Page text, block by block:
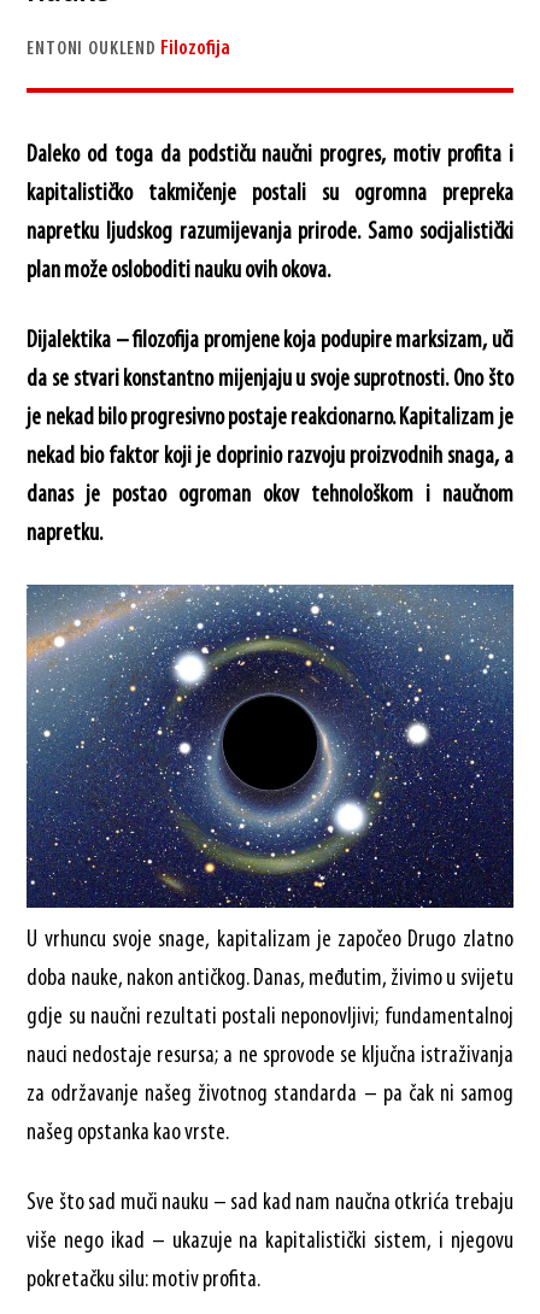
ENTONI OUKLEND Filozofija
Daleko od toga da podstiču naučni progres, motiv profita i
kapitalističko takmičenje postali su ogromna prepreka
napretku ljudskog razumijevanja prirode. Samo socijalistički
plan može osloboditi nauku ovih okova.
Dijalektika – filozofija promjene koja podupire marksizam, uči
da se stvari konstantno mijenjaju u svoje suprotnosti. Ono što
je nekad bilo progresivno postaje reakcionarno. Kapitalizam je
nekad bio faktor koji je doprinio razvoju proizvodnih snaga, a
danas je postao ogroman okov tehnološkom i naučnom
napretku.
U vrhuncu svoje snage, kapitalizam je započeo Drugo zlatno
doba nauke, nakon antičkog. Danas, međutim, živimo u svijetu
gdje su naučni rezultati postali neponovljivi; fundamentalnoj
nauci nedostaje resursa; a ne sprovode se ključna istraživanja
za održavanje našeg životnog standarda – pa čak ni samog
našeg opstanka kao vrste.
Sve što sad muči nauku – sad kad nam naučna otkrića trebaju
više nego ikad – ukazuje na kapitalistički sistem, i njegovu
pokretačku silu: motiv profita.